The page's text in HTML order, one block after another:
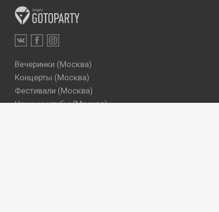
Вечеринки (Москва)
Концерты (Москва)
Фестивали (Москва)
Ночные клубы (Москва)